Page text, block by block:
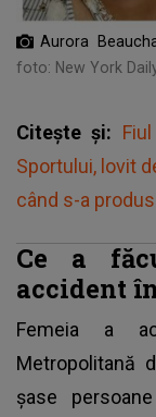
Aurora
foto: New York
Citește și:
Sportului, lovit
când s-a
Ce a
accident
Femeia a
Metropolitană
șase